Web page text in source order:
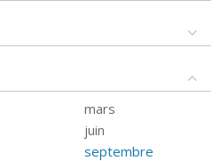
mars
juin
septembre